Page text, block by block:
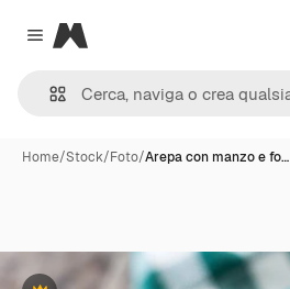
Close menu
Magnific
Home/Stock/Foto/Arepa con manzo e fo…